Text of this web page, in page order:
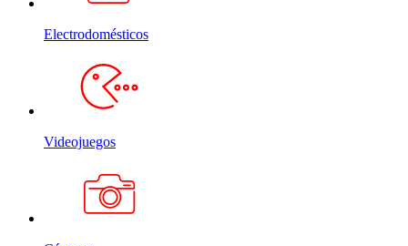
Electrodomésticos
Videojuegos